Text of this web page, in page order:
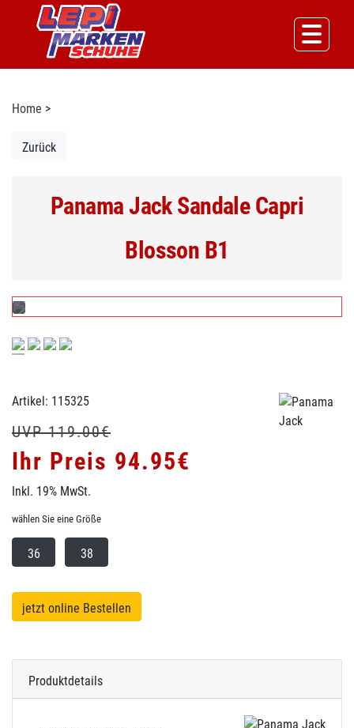
Home >
Zurück
Panama Jack Sandale Capri
Blosson B1
Artikel: 115325
UVP 119.00€
Ihr Preis 94.95€
Inkl. 19% MwSt.
wählen Sie eine Größe
36 38
jetzt online Bestellen
Produktdetails